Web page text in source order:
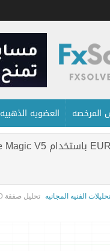
المرخصه العضويه الذهبيه VIP
الفنيه المجانيه